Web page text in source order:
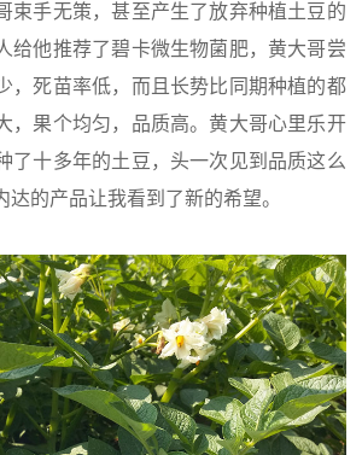
束手无策，甚至产生了放弃种植土豆的
给他推荐了碧卡微生物菌肥，黄大哥尝
，死苗率低，而且长势比同期种植的都
，果个均匀，品质高。黄大哥心里乐开
了十多年的土豆，头一次见到品质这么
达的产品让我看到了新的希望。